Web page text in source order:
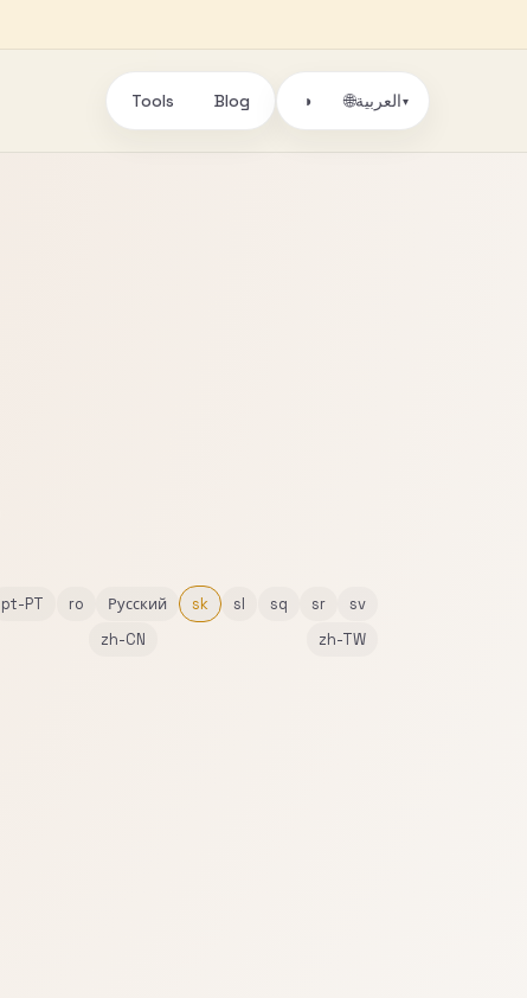
Tools Blog ◑ 🌐العربية▾
pt-PT ro Русский sk sl sq sr
sv
zh-CN zh-TW